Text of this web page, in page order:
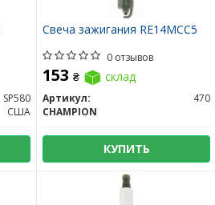
SP580
США
Свеча зажигания RE14MCC5
0 отзывов
153 ₴ склад
Артикул:
470
CHAMPION
КУПИТЬ